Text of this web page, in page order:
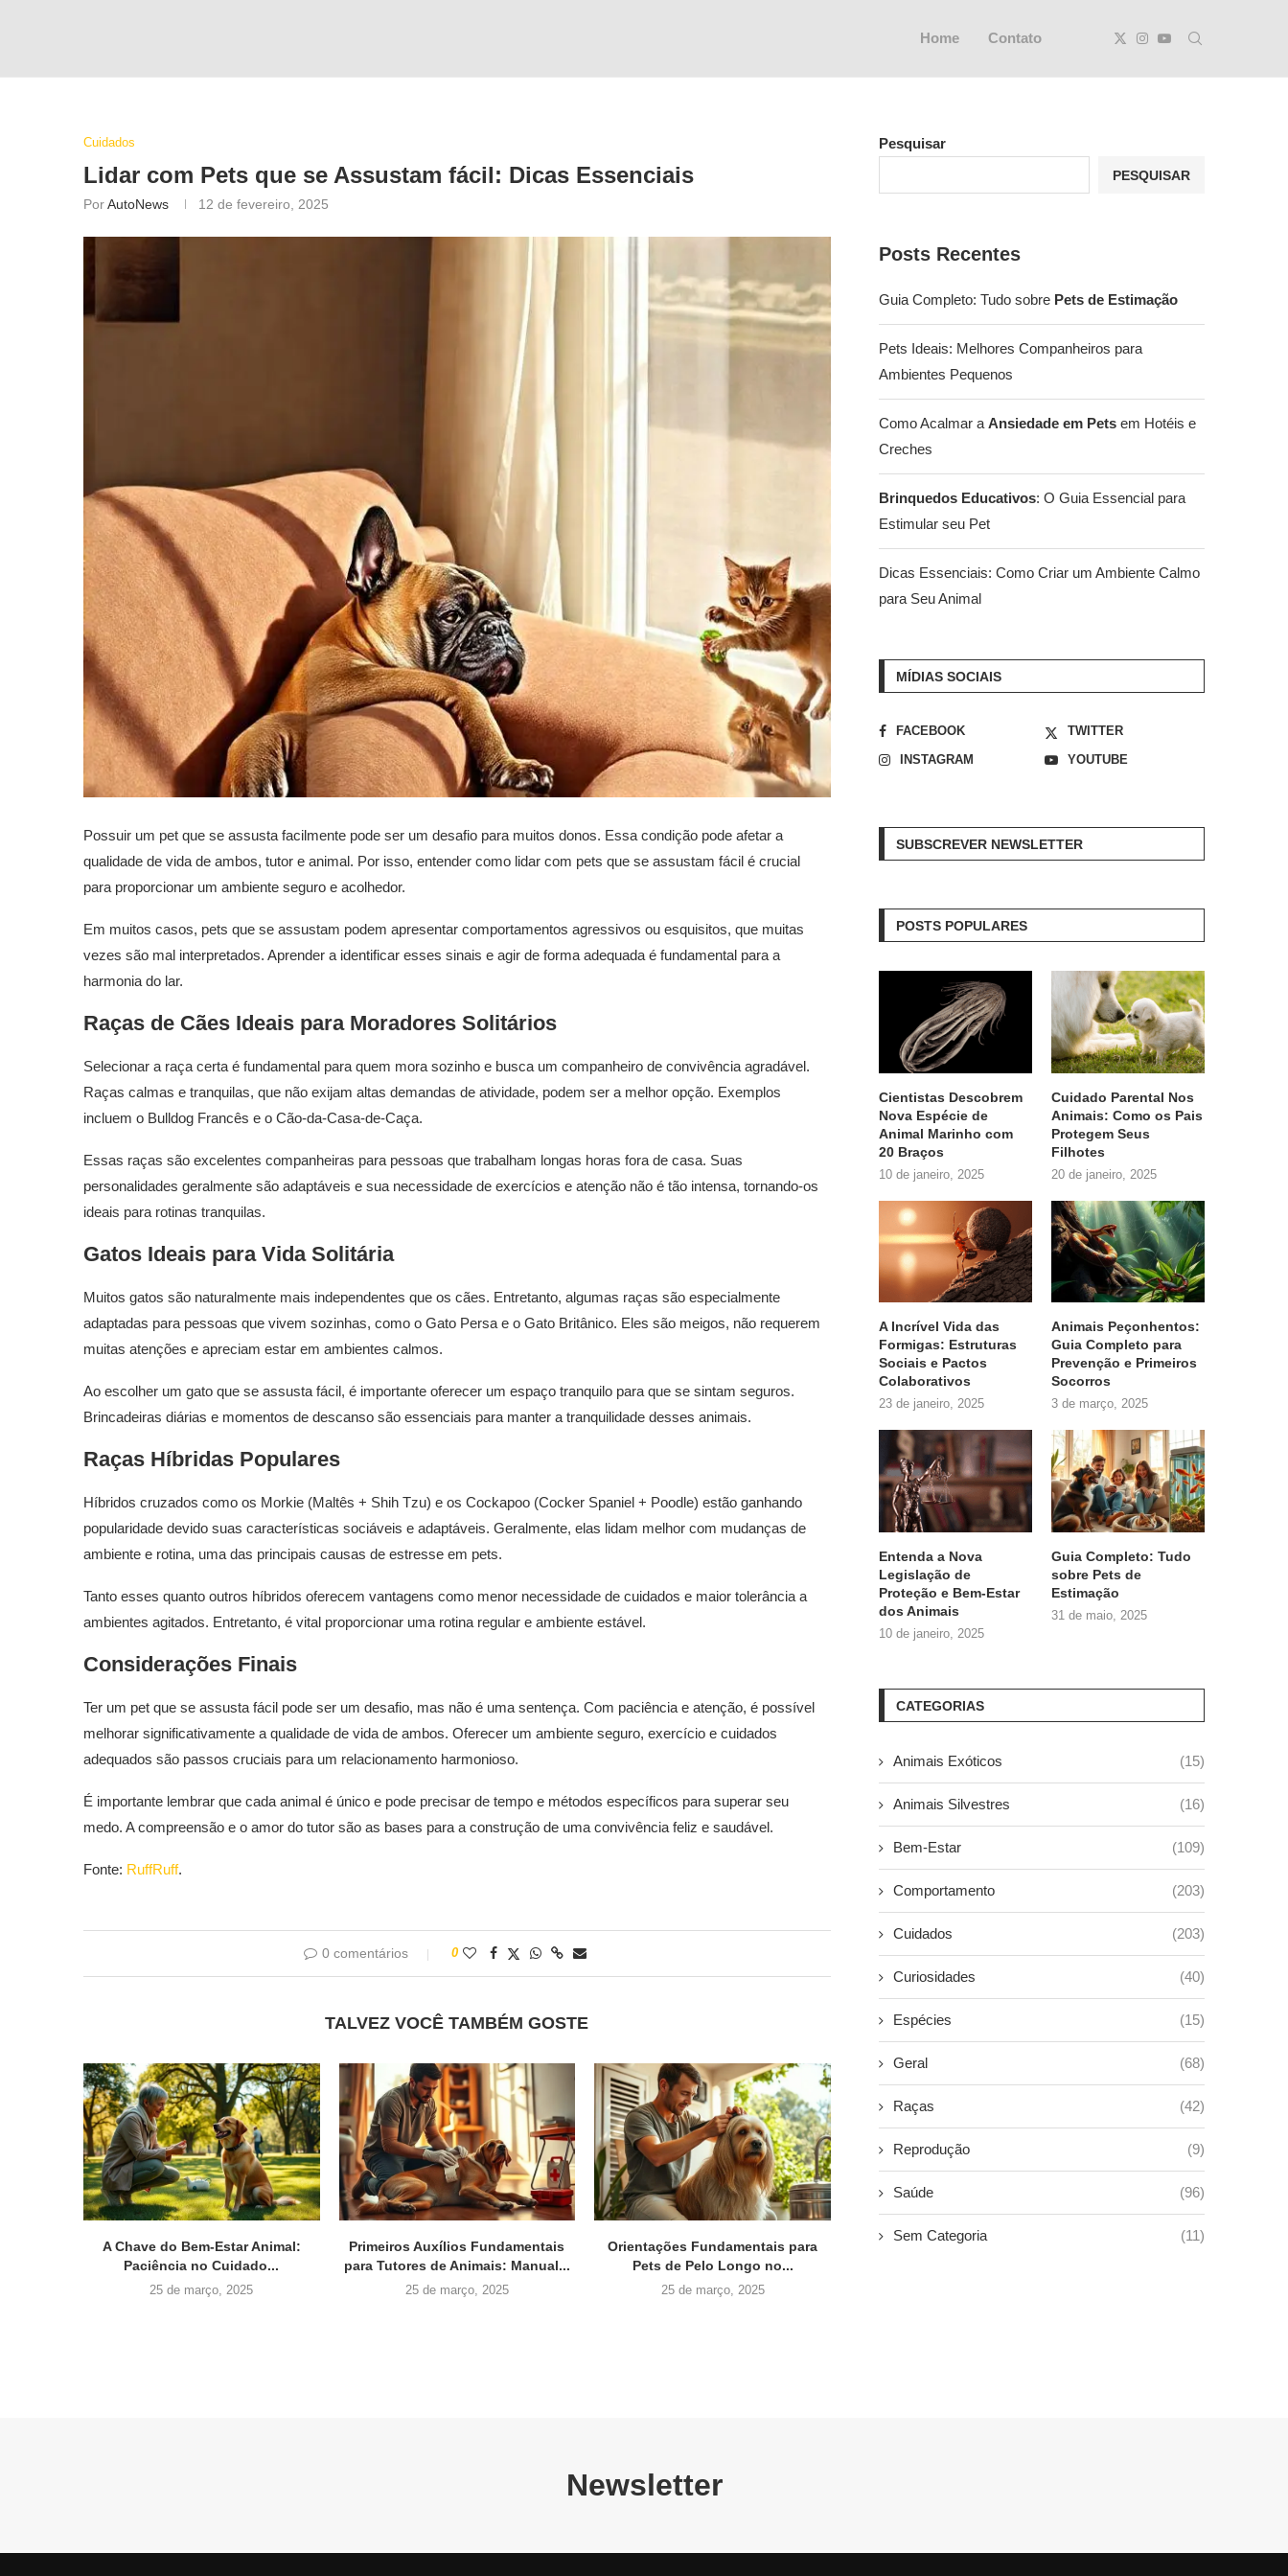
Home Contato
Cuidados
Lidar com Pets que se Assustam fácil: Dicas Essenciais
PorAutoNews 12 de fevereiro, 2025
Possuir um pet que se assusta facilmente pode ser um desafio para muitos donos. Essa condição pode afetar a
qualidade de vida de ambos, tutor e animal. Por isso, entender como lidar com pets que se assustam fácil é crucial
para proporcionar um ambiente seguro e acolhedor.
Em muitos casos, pets que se assustam podem apresentar comportamentos agressivos ou esquisitos, que muitas
vezes são mal interpretados. Aprender a identificar esses sinais e agir de forma adequada é fundamental para a
harmonia do lar.
Raças de Cães Ideais para Moradores Solitários
Selecionar a raça certa é fundamental para quem mora sozinho e busca um companheiro de convivência agradável.
Raças calmas e tranquilas, que não exijam altas demandas de atividade, podem ser a melhor opção. Exemplos
incluem o Bulldog Francês e o Cão-da-Casa-de-Caça.
Essas raças são excelentes companheiras para pessoas que trabalham longas horas fora de casa. Suas
personalidades geralmente são adaptáveis e sua necessidade de exercícios e atenção não é tão intensa, tornando-os
ideais para rotinas tranquilas.
Gatos Ideais para Vida Solitária
Muitos gatos são naturalmente mais independentes que os cães. Entretanto, algumas raças são especialmente
adaptadas para pessoas que vivem sozinhas, como o Gato Persa e o Gato Britânico. Eles são meigos, não requerem
muitas atenções e apreciam estar em ambientes calmos.
Ao escolher um gato que se assusta fácil, é importante oferecer um espaço tranquilo para que se sintam seguros.
Brincadeiras diárias e momentos de descanso são essenciais para manter a tranquilidade desses animais.
Raças Híbridas Populares
Híbridos cruzados como os Morkie (Maltês + Shih Tzu) e os Cockapoo (Cocker Spaniel + Poodle) estão ganhando
popularidade devido suas características sociáveis e adaptáveis. Geralmente, elas lidam melhor com mudanças de
ambiente e rotina, uma das principais causas de estresse em pets.
Tanto esses quanto outros híbridos oferecem vantagens como menor necessidade de cuidados e maior tolerância a
ambientes agitados. Entretanto, é vital proporcionar uma rotina regular e ambiente estável.
Considerações Finais
Ter um pet que se assusta fácil pode ser um desafio, mas não é uma sentença. Com paciência e atenção, é possível
melhorar significativamente a qualidade de vida de ambos. Oferecer um ambiente seguro, exercício e cuidados
adequados são passos cruciais para um relacionamento harmonioso.
É importante lembrar que cada animal é único e pode precisar de tempo e métodos específicos para superar seu
medo. A compreensão e o amor do tutor são as bases para a construção de uma convivência feliz e saudável.
Fonte: RuffRuff.
0 comentários 0
TALVEZ VOCÊ TAMBÉM GOSTE
A Chave do Bem-Estar Animal:
Paciência no Cuidado...
25 de março, 2025
Primeiros Auxílios Fundamentais
para Tutores de Animais: Manual...
25 de março, 2025
Orientações Fundamentais para
Pets de Pelo Longo no...
25 de março, 2025
Pesquisar
PESQUISAR
Posts Recentes
Guia Completo: Tudo sobre Pets de Estimação
Pets Ideais: Melhores Companheiros para
Ambientes Pequenos
Como Acalmar a Ansiedade em Pets em Hotéis e
Creches
Brinquedos Educativos: O Guia Essencial para
Estimular seu Pet
Dicas Essenciais: Como Criar um Ambiente Calmo
para Seu Animal
MÍDIAS SOCIAIS
FACEBOOK
TWITTER
INSTAGRAM
YOUTUBE
SUBSCREVER NEWSLETTER
POSTS POPULARES
Cientistas Descobrem
Nova Espécie de
Animal Marinho com
20 Braços
10 de janeiro, 2025
Cuidado Parental Nos
Animais: Como os Pais
Protegem Seus
Filhotes
20 de janeiro, 2025
A Incrível Vida das
Formigas: Estruturas
Sociais e Pactos
Colaborativos
23 de janeiro, 2025
Animais Peçonhentos:
Guia Completo para
Prevenção e Primeiros
Socorros
3 de março, 2025
Entenda a Nova
Legislação de
Proteção e Bem-Estar
dos Animais
10 de janeiro, 2025
Guia Completo: Tudo
sobre Pets de
Estimação
31 de maio, 2025
CATEGORIAS
Animais Exóticos (15)
Animais Silvestres (16)
Bem-Estar (109)
Comportamento (203)
Cuidados (203)
Curiosidades (40)
Espécies (15)
Geral (68)
Raças (42)
Reprodução (9)
Saúde (96)
Sem Categoria (11)
Newsletter